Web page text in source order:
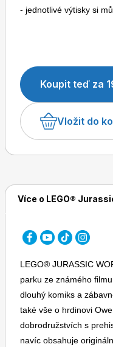
- jednotlivé výtisky si
Koupit teď za
Vložit do
Více o LEGO®
LEGO® JURASSIC
parku ze známého
dlouhý komiks a
také vše o hrdinovi
dobrodružstvích s
navíc obsahuje